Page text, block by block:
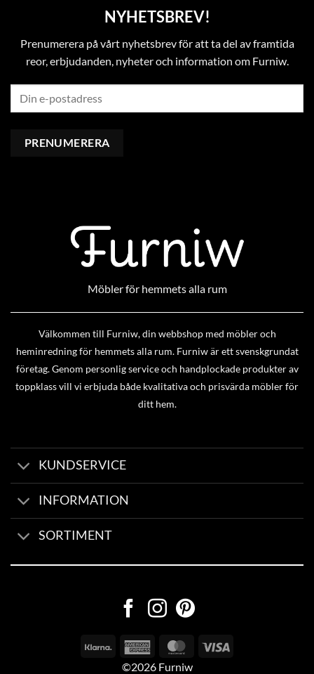
NYHETSBREV!
Prenumerera på vårt nyhetsbrev för att ta del av framtida
reor, erbjudanden, nyheter och information om Furniw.
Möbler för hemmets alla rum
Välkommen till Furniw, din webbshop med möbler och
heminredning för hemmets alla rum. Furniw är ett svenskgrundat
företag. Genom personlig service och handplockade produkter av
toppklass vill vi erbjuda både kvalitativa och prisvärda möbler för
ditt hem.
KUNDSERVICE
INFORMATION
SORTIMENT
©2026 Furniw